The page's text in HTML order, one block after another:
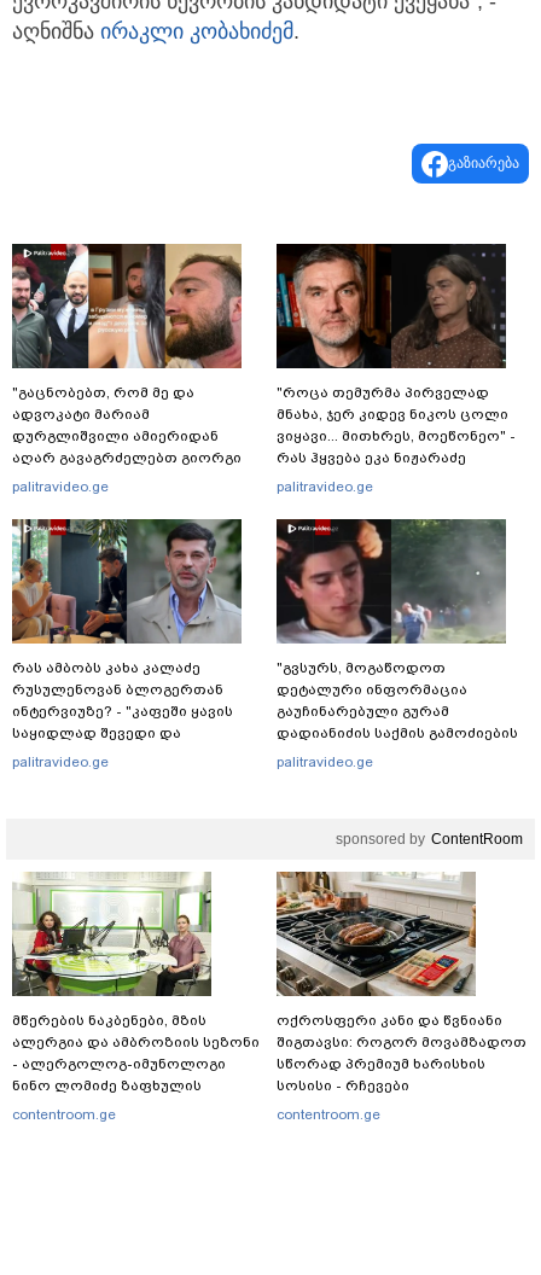
აღნიშნა ირაკლი კობახიძემ.
გაზიარება
"გაცნობებთ, რომ მე და
ადვოკატი მარიამ
დურგლიშვილი ამიერიდან
აღარ გავაგრძელებთ გიორგი
ჭიღლაძის ინტერესების დაცვას"
განცხადებას ავრცელებს
palitravideo.ge
რას ამბობს კახა კალაძე
რუსულენოვან ბლოგერთან
ინტერვიუზე? - "კაფეში ყავის
საყიდლად შევედი და
შემთხვევით შევხვდი ამ
palitravideo.ge
"როცა თემურმა პირველად
მნახა, ჯერ კიდევ ნიკოს ცოლი
ვიყავი... მითხრეს, მოეწონეო" -
რას ჰყვება ეკა ნიჟარაძე
ცნობილ ბიზნესმენთან
palitravideo.ge
"გვსურს, მოგაწოდოთ
დეტალური ინფორმაცია
გაუჩინარებული გურამ
დადიანიძის საქმის გამოძიების
შესახებ" - შსს განცხადებას
palitravideo.ge
sponsored by ContentRoom
მწერების ნაკბენები, მზის
ალერგია და ამბროზიის სეზონი
- ალერგოლოგ-იმუნოლოგი
ნინო ლომიძე ზაფხულის
ალერგიებზე
contentroom.ge
ოქროსფერი კანი და წვნიანი
შიგთავსი: როგორ მოვამზადოთ
სწორად პრემიუმ ხარისხის
სოსისი - რჩევები
„შეფმაისტერის“
contentroom.ge